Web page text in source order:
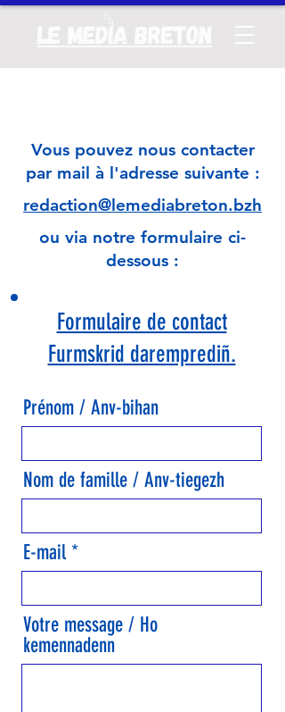
Vous pouvez nous contacter
par mail à l'adresse suivante :
redaction@lemediabreton.bzh
ou via notre formulaire ci-
dessous :
Formulaire de contact
Furmskrid daremprediñ.
Prénom / Anv-bihan
Nom de famille / Anv-tiegezh
E-mail
Votre message / Ho
kemennadenn